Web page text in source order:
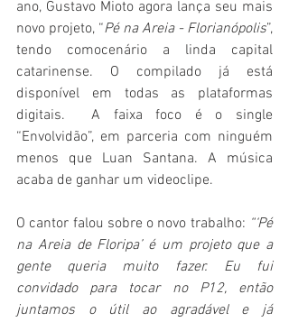
ano, Gustavo Mioto agora lança seu mais
novo projeto, “Pé na Areia - Florianópolis”,
tendo comocenário a linda capital
catarinense. O compilado já está
disponível em todas as plataformas
digitais.  A faixa foco é o single
“Envolvidão”, em parceria com ninguém
menos que Luan Santana. A música
acaba de ganhar um videoclipe.
O cantor falou sobre o novo trabalho: “‘Pé
na Areia de Floripa’ é um projeto que a
gente queria muito fazer. Eu fui
convidado para tocar no P12, então
juntamos o útil ao agradável e já